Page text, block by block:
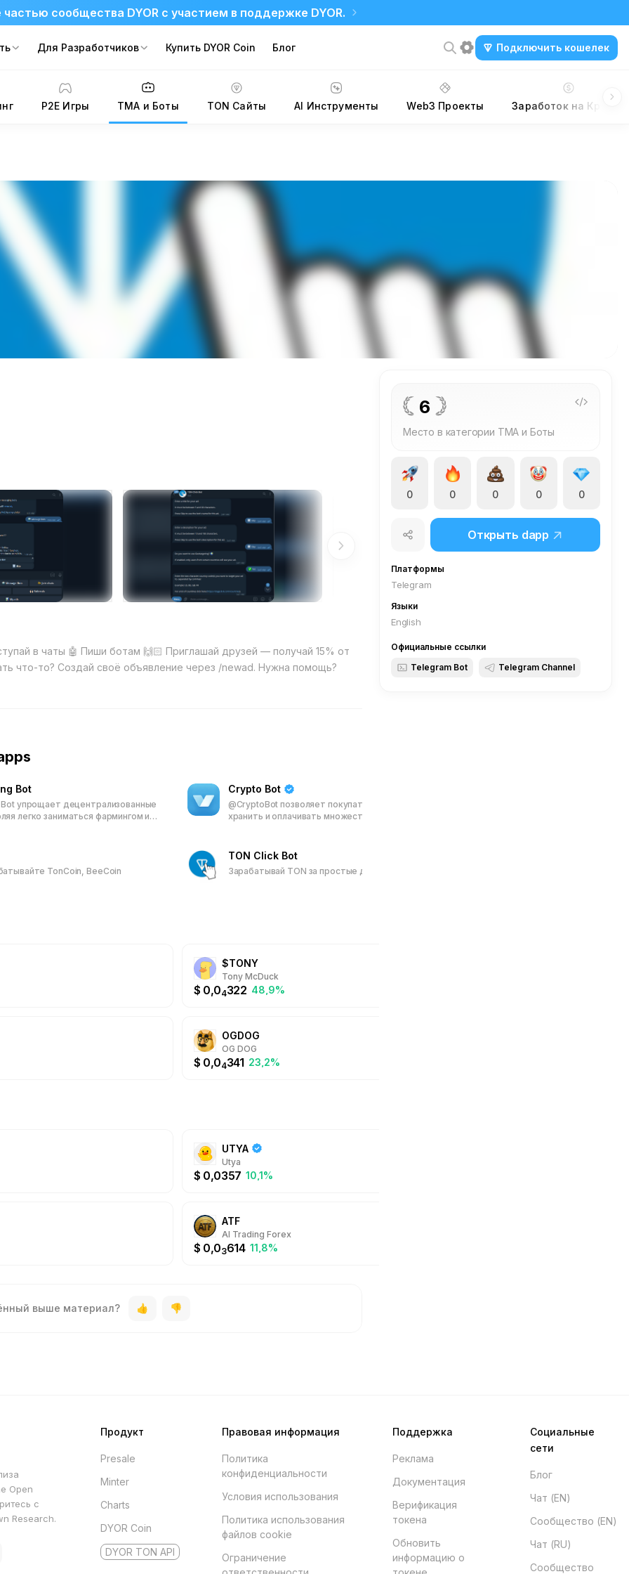
сообщества DYOR с участием в поддержке DYOR.
Для Разработчиков Купить DYOR Coin Блог Подключить кошелек
P2E Игры TMA и Боты TON Сайты AI Инструменты Web3 Проекты Заработок на Крипте
в чаты 🤖 Пиши ботам 🙌🏻 Приглашай друзей — получай 15% от
Bot
упрощает децентрализованные
легко заниматься фармингом и
времени и интерактивными play-
пользователей. Надёжная
Crypto Bot
@CryptoBot позволяет покупать, продавать,
хранить и оплачивать множество криптовалют
инструменты монетизации для создателей
TonCoin, BeeCoin
TON Click Bot
Зарабатывай TON за простые действия!
$TONY
Tony McDuck
$ 0,04322 48,9%
OGDOG
OG DOG
$ 0,04341 23,2%
UTYA
Utya
$ 0,0357 10,1%
ATF
AI Trading Forex
$ 0,03614 11,8%
выше материал?
6
Место в категории TMA и Боты
0 0 0 0 0
Открыть dapp
Платформы
Telegram
Языки
English
Официальные ссылки
Telegram Bot
Telegram Channel
Open
с
Research.
Продукт
Presale
Minter
Charts
DYOR Coin
DYOR TON API
Правовая информация
Политика
конфиденциальности
Условия использования
Политика использования
файлов cookie
Ограничение
Поддержка
Реклама
Документация
Верификация
токена
Обновить
информацию о
Социальные
сети
Блог
Чат (EN)
Сообщество (EN)
Чат (RU)
Сообщество